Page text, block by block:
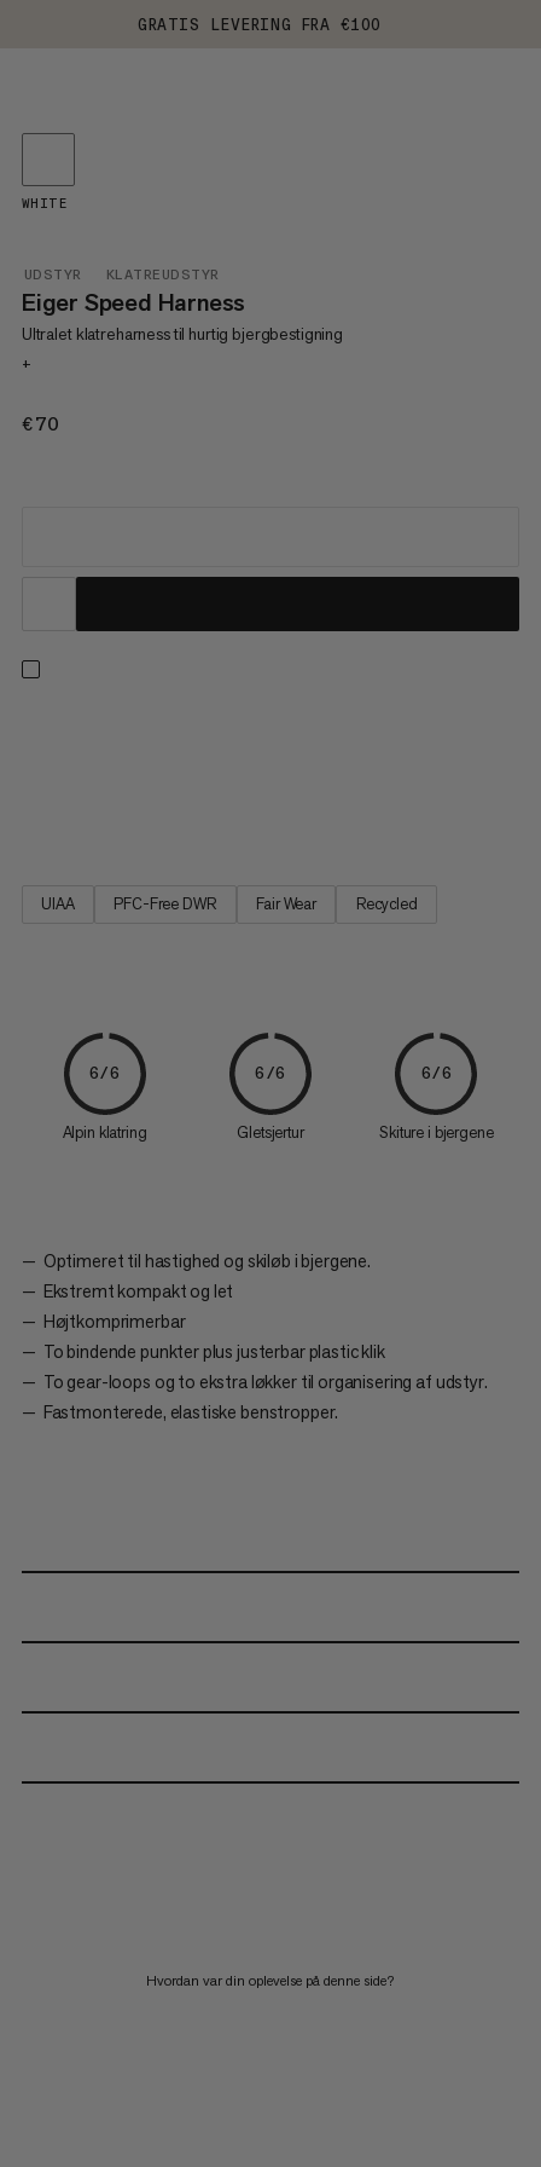
GRATIS LEVERING FRA €100
UDSTYR KLATREUDSTYR
Eiger Speed Harness
Ultralet klatreharness til hurtig bjergbestigning
+
€70
WHITE
UIAA PFC-Free DWR Fair Wear Recycled
6/6
Alpin klatring
6/6
Gletsjertur
6/6
Skiture i bjergene
Optimeret til hastighed og skiløb i bjergene.
Ekstremt kompakt og let
Højtkomprimerbar
To bindende punkter plus justerbar plastic klik
To gear-loops og to ekstra løkker til organisering af udstyr.
Fastmonterede, elastiske benstropper.
Hvordan var din oplevelse på denne side?